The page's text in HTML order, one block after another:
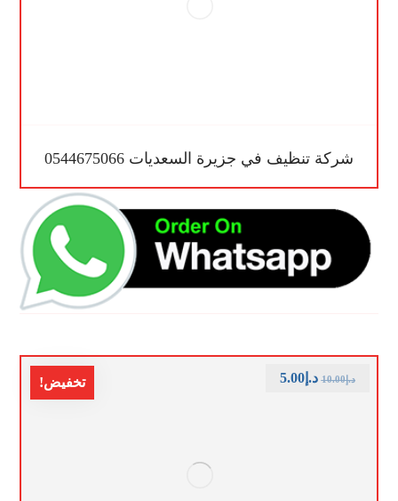
شركة تنظيف في جزيرة السعديات 0544675066
تخفيض! د.إ10.00 د.إ5.00